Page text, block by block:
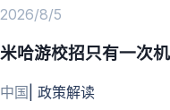
2026/8/5
米哈游校招只有一次
中国 政策解读